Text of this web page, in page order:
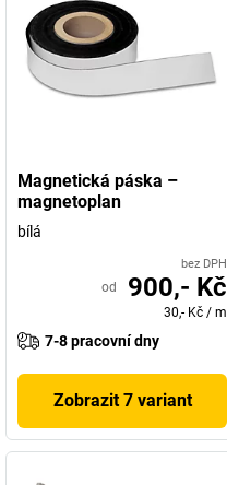
Magnetická páska –
magnetoplan
bílá
bez DPH
od 900,- Kč
30,- Kč / m
7-8 pracovní dny
Zobrazit 7 variant